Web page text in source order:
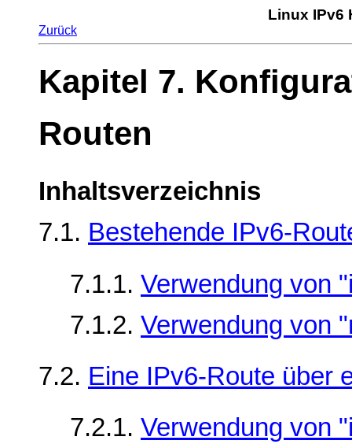
Linux IPv6
Zurück
Kapitel 7.
Routen
Inhaltsverzeichnis
7.1. Bestehende IPv6-
7.1.1. Verwendung von
7.1.2. Verwendung von
7.2. Eine IPv6-Route über
7.2.1. Verwendung von